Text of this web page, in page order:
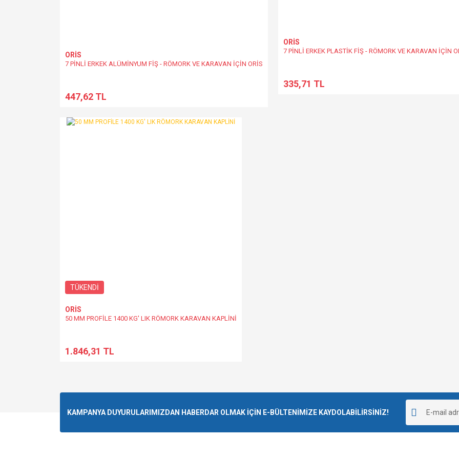
ORİS
7 PİNLİ ERKEK ALÜMİNYUM FİŞ - RÖMORK VE KARAVAN İÇİN ORİS
447,62 TL
ORİS
7 PİNLİ ERKEK PLASTİK FİŞ - RÖMORK VE KARAVAN İÇİN
335,71 TL
TÜKENDİ
ORİS
50 MM PROFİLE 1400 KG' LIK RÖMORK KARAVAN KAPLİNİ
1.846,31 TL
KAMPANYA DUYURULARIMIZDAN HABERDAR OLMAK İÇİN E-BÜLTENİMİZE KAYDOLABİLİRSİNİZ!